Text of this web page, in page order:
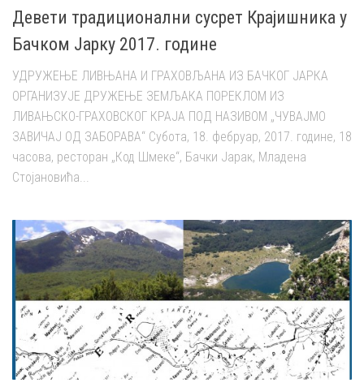
Девети традиционални сусрет Крајишника у
Бачком Јарку 2017. године
УДРУЖЕЊЕ ЛИВЊАНА И ГРАХОВЉАНА ИЗ БАЧКОГ ЈАРКА
ОРГАНИЗУЈЕ ДРУЖЕЊЕ ЗЕМЉАКА ПОРЕКЛОМ ИЗ
ЛИВАЊСКО-ГРАХОВСКОГ КРАЈА ПОД НАЗИВОМ „ЧУВАЈМО
ЗАВИЧАЈ ОД ЗАБОРАВА“ Субота, 18. фебруар, 2017. године, 18
часова, ресторан „Код Шмеке“, Бачки Јарак, Младена
Стојановића...